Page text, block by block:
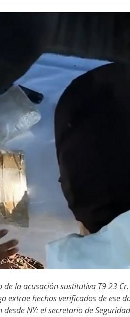
la acusación sustitutiva T9 23 Cr.
extrae hechos verificados de ese
NY: el secretario de